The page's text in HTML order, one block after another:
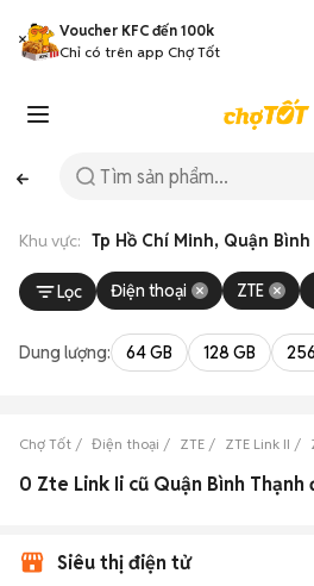
Voucher KFC đến 100k
Chỉ có trên app Chợ Tốt
Khu vực: Tp Hồ Chí Minh, Quận
Lọc Điện thoại ZTE
Dung lượng: 64 GB 128 GB
Chợ Tốt Điện thoại ZTE ZTE Link II
0 Zte Link Ii cũ Quận Bình Thạnh
Siêu thị điện tử